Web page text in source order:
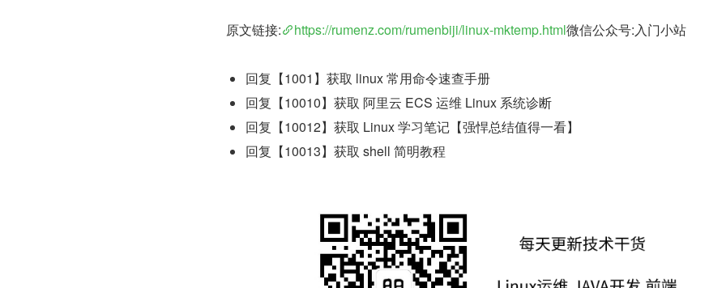
原文链接: https://rumenz.com/rumenbiji/linux-mktemp.html微信公众号:入门小站
回复【1001】获取 linux 常用命令速查手册
回复【10010】获取 阿里云 ECS 运维 Linux 系统诊断
回复【10012】获取 Linux 学习笔记【强悍总结值得一看】
回复【10013】获取 shell 简明教程